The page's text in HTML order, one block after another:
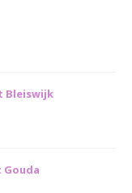
Bleiswijk